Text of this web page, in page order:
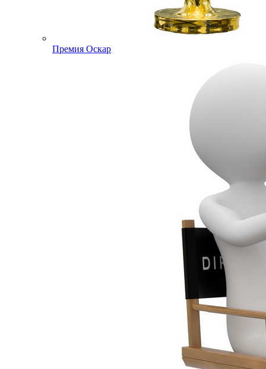
Премия Оскар